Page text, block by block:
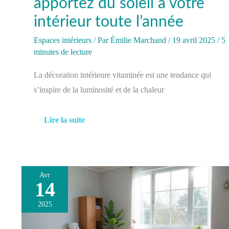
apportez du soleil à votre
intérieur toute l’année
Espaces intérieurs / ParÉmilie Marchand / 19 avril 2025 / 5
minutes de lecture
La décoration intérieure vitaminée est une tendance qui
s’inspire de la luminosité et de la chaleur
Lire la suite
Avr
14
2025
Décoration
Feng
Shui